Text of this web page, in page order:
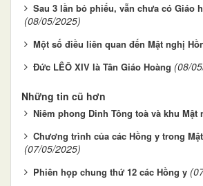
Sau 3 lần bỏ phiếu, vẫn chưa có Giáo
(08/05/2025)
Một số điều liên quan đến Mật nghị
Đức LÊÔ XIV là Tân Giáo Hoàng (08/
Những tin cũ hơn
Niêm phong Dinh Tông toà và khu Mật
Chương trình của các Hồng y trong
(07/05/2025)
Phiên họp chung thứ 12 các Hồng y